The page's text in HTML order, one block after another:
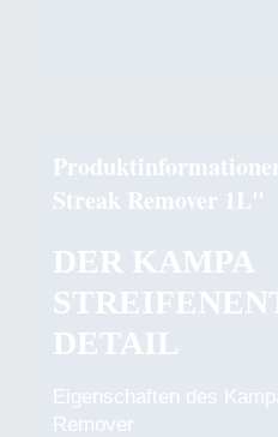
Streak Remover 1L"
DER KAMPA
DETAIL
Eigenschaften des
Remover